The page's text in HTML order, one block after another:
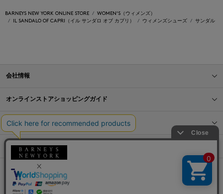
BARNEYS NEW YORK ONLINE STORE
WOMEN'S（ウィメンズ）
IL SANDALO OF CAPRI（イル サンダロ オブ カプリ）
ウィメンズシューズ サンダル
会社情報
オンラインストアショッピングガイド
店舗情報
サービス